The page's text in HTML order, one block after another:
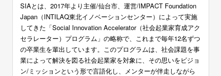
SIAとは、2017年より主催/仙台市、運営/IMPACT Foundation
Japan（INTILAQ東北イノベーションセンター）によって実施
してきた「Social Innovation Accelerator（社会起業家育成アク
セラレーター）プログラム」の略称で、これまで毎年12名ずつ
の卒業生を輩出しています。このプログラムは、社会課題を事
業によって解決を図る社会起業家を対象に、その思いをビジョ
ン/ミッションという形で言語化し、メンターが伴走しながら